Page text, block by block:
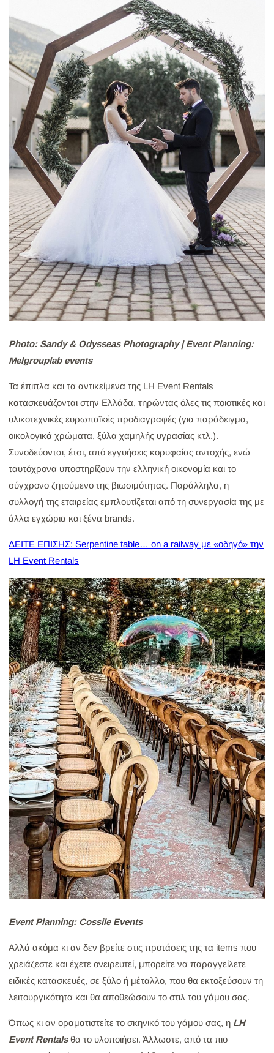
Photo: Sandy & Odysseas Photography | Event Planning:
Melgrouplab events
Τα έπιπλα και τα αντικείμενα της LH Event Rentals
κατασκευάζονται στην Ελλάδα, τηρώντας όλες τις ποιοτικές και
υλικοτεχνικές ευρωπαϊκές προδιαγραφές (για παράδειγμα,
οικολογικά χρώματα, ξύλα χαμηλής υγρασίας κτλ.).
Συνοδεύονται, έτσι, από εγγυήσεις κορυφαίας αντοχής, ενώ
ταυτόχρονα υποστηρίζουν την ελληνική οικονομία και το
σύγχρονο ζητούμενο της βιωσιμότητας. Παράλληλα, η
συλλογή της εταιρείας εμπλουτίζεται από τη συνεργασία της με
άλλα εγχώρια και ξένα brands.
ΔΕΙΤΕ ΕΠΙΣΗΣ: Serpentine table… on a railway με «οδηγό» την
LH Event Rentals
Event Planning: Cossile Events
Αλλά ακόμα κι αν δεν βρείτε στις προτάσεις της τα items που
χρειάζεστε και έχετε ονειρευτεί, μπορείτε να παραγγείλετε
ειδικές κατασκευές, σε ξύλο ή μέταλλο, που θα εκτοξεύσουν τη
λειτουργικότητα και θα αποθεώσουν το στιλ του γάμου σας.
Όπως κι αν οραματιστείτε το σκηνικό του γάμου σας, η LH
Event Rentalsθα το υλοποιήσει. Άλλωστε, από τα πιο